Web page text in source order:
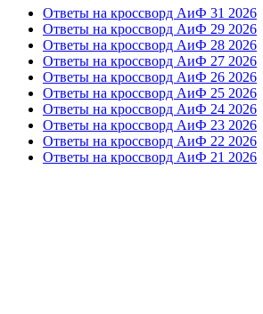
Ответы на кроссворд АиФ 31 2026
Ответы на кроссворд АиФ 29 2026
Ответы на кроссворд АиФ 28 2026
Ответы на кроссворд АиФ 27 2026
Ответы на кроссворд АиФ 26 2026
Ответы на кроссворд АиФ 25 2026
Ответы на кроссворд АиФ 24 2026
Ответы на кроссворд АиФ 23 2026
Ответы на кроссворд АиФ 22 2026
Ответы на кроссворд АиФ 21 2026